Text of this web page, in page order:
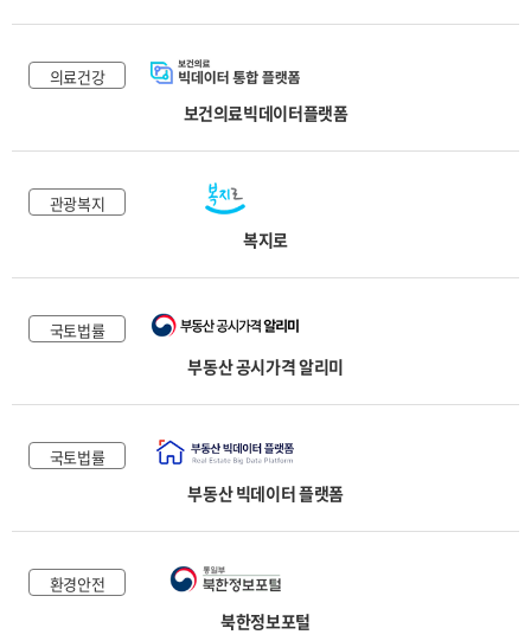
의료건강
보건의료빅데이터플랫폼
관광복지
복지로
국토법률
부동산 공시가격 알리미
국토법률
부동산 빅데이터 플랫폼
환경안전
북한정보포털